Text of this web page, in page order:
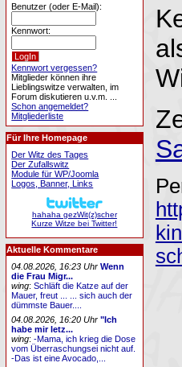
Benutzer (oder E-Mail):
Kennwort:
Kennwort vergessen?
Mitglieder können ihre
Lieblingswitze verwalten, im
Forum diskutieren u.v.m. ...
Schon angemeldet?
Mitgliederliste
Für Ihre Homepage
Der Witz des Tages
Der Zufallswitz
Module für WP/Joomla
Logos, Banner, Links
hahaha gezWit(z)scher
Kurze Witze bei Twitter!
Aktuelle Kommentare
04.08.2026, 16:23 Uhr Wenn
die Frau Migr...
wing:Schläft die Katze auf der
Mauer, freut ... ... sich auch der
dümmste Bauer....
04.08.2026, 16:20 Uhr "Ich
habe mir letz...
wing:-Mama, ich krieg die Dose
vom Überraschungsei nicht auf.
-Das ist eine Avocado,...